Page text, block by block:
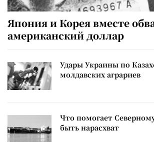
Япония и Корея вместе
американский доллар
Удары Украины по
молдавских аграриев
Что помогает
быть нарасхват